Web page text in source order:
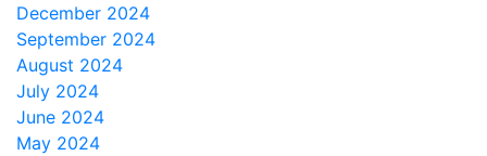
December 2024
September 2024
August 2024
July 2024
June 2024
May 2024